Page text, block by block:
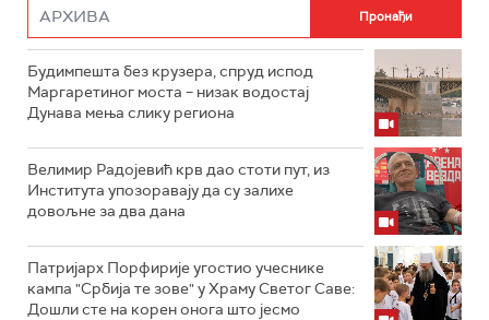
Будимпешта без крузера, спруд испод
Маргаретиног моста – низак водостај
Дунава мења слику региона
Велимир Радојевић крв дао стоти пут, из
Института упозоравају да су залихе
довољне за два дана
Патријарх Порфирије угостио учеснике
кампа "Србија те зове" у Храму Светог Саве:
Дошли сте на корен онога што јесмо